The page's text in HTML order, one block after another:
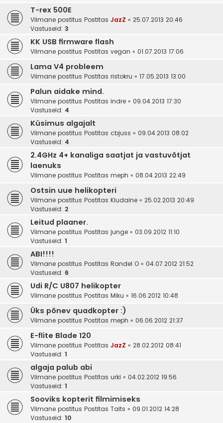
T-rex 500E
Viimane postitus Postitas JazZ « 25.07.2013 20:46
Vastuseid: 3
KK USB firmware flash
Viimane postitus Postitas vegan « 01.07.2013 17:06
Lama V4 probleem
Viimane postitus Postitas ristokru « 17.05.2013 13:00
Palun aidake mind.
Viimane postitus Postitas indre « 09.04.2013 17:30
Vastuseid: 4
Küsimus algajalt
Viimane postitus Postitas cbjuss « 09.04.2013 08:02
Vastuseid: 4
2.4GHz 4+ kanaliga saatjat ja vastuvõtjat
laenuks
Viimane postitus Postitas meph « 08.04.2013 22:49
Ostsin uue helikopteri
Viimane postitus Postitas Kiudaine « 25.02.2013 20:49
Vastuseid: 2
Leitud plaaner.
Viimane postitus Postitas junge « 03.09.2012 11:10
Vastuseid: 1
ABI!!!!
Viimane postitus Postitas Randel O « 04.07.2012 21:52
Vastuseid: 6
Udi R/C U807 helikopter
Viimane postitus Postitas Miku « 16.06.2012 10:48
Üks põnev quadkopter :)
Viimane postitus Postitas meph « 06.06.2012 21:37
E-flite Blade 120
Viimane postitus Postitas JazZ « 28.02.2012 08:41
Vastuseid: 1
algaja palub abi
Viimane postitus Postitas urki « 04.02.2012 19:56
Vastuseid: 1
Sooviks kopterit filmimiseks
Viimane postitus Postitas Taits « 09.01.2012 14:28
Vastuseid: 10